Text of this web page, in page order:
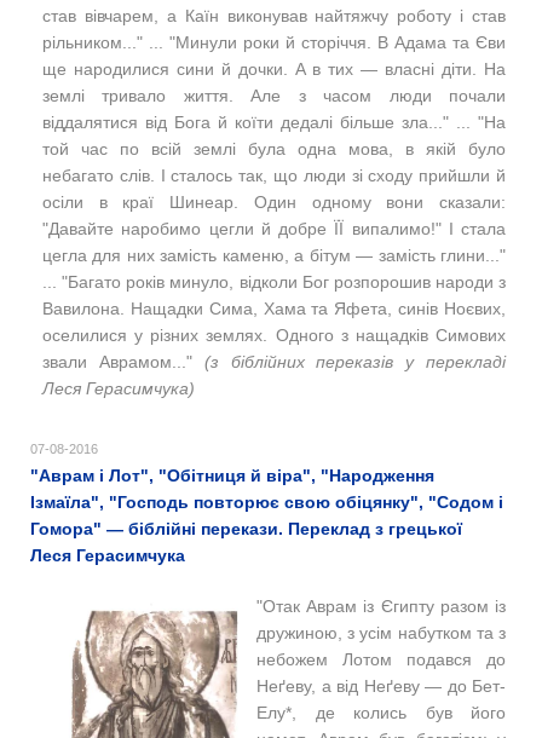
став вівчарем, а Каїн виконував найтяжчу роботу і став
рільником..." ... "Минули роки й сторіччя. В Адама та Єви
ще народилися сини й дочки. А в тих — власні діти. На
землі тривало життя. Але з часом люди почали
віддалятися від Бога й коїти дедалі більше зла..." ... "На
той час по всій землі була одна мова, в якій було
небагато слів. І сталось так, що люди зі сходу прийшли й
осіли в краї Шинеар. Один одному вони сказали:
"Давайте наробимо цегли й добре ЇЇ випалимо!" І стала
цегла для них замість каменю, а бітум — замість глини..."
... "Багато років минуло, відколи Бог розпорошив народи з
Вавилона. Нащадки Сима, Хама та Яфета, синів Ноєвих,
оселилися у різних землях. Одного з нащадків Симових
звали Аврамом..." (з біблійних переказів у перекладі
Леся Герасимчука)
07-08-2016
"Аврам і Лот", "Обітниця й віра", "Народження
Ізмаїла", "Господь повторює свою обіцянку", "Содом і
Гомора" — біблійні перекази. Переклад з грецької
Леся Герасимчука
"Отак Аврам із Єгипту разом із
дружиною, з усім набутком та з
небожем Лотом подався до
Неґеву, а від Неґеву — до Бет-
Елу*, де колись був його